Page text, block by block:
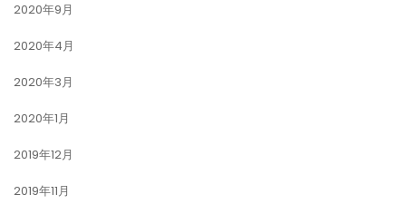
2020年9月
2020年4月
2020年3月
2020年1月
2019年12月
2019年11月